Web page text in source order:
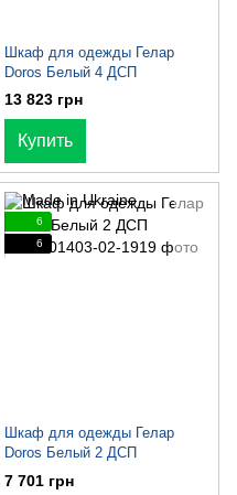
Шкаф для одежды Гелар
Doros Белый 4 ДСП
13 823 грн
Купить
6
6
Шкаф для одежды Гелар
Doros Белый 2 ДСП
7 701 грн